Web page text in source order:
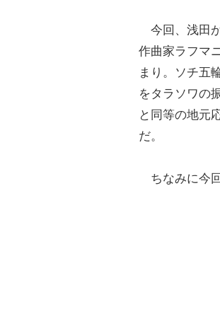
今回、浅田
作曲家ラフマ
まり。ソチ五
をタラソワの
と同等の地元
だ。
ちなみに今